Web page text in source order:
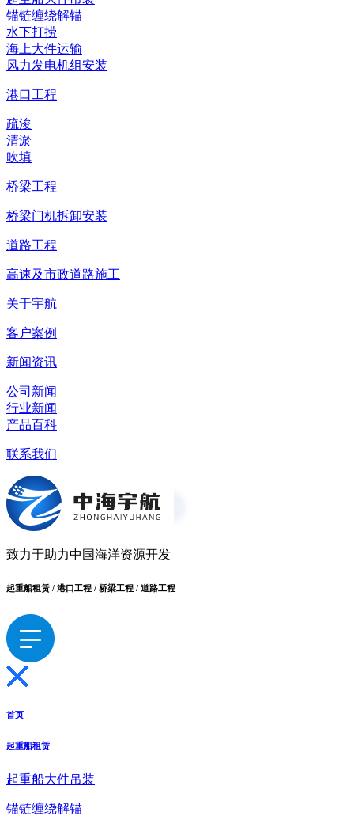
锚链缠绕解锚
水下打捞
海上大件运输
风力发电机组安装
港口工程
疏浚
清淤
吹填
桥梁工程
桥梁门机拆卸安装
道路工程
高速及市政道路施工
关于宇航
客户案例
新闻资讯
公司新闻
行业新闻
产品百科
联系我们
致力于助力中国海洋资源开发
起重船租赁 / 港口工程 / 桥梁工程 / 道路工程
首页
起重船租赁
起重船大件吊装
锚链缠绕解锚